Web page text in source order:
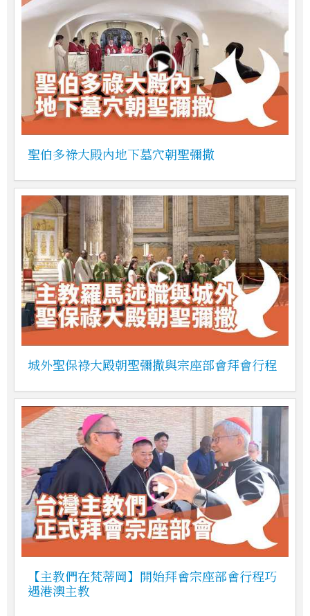
聖伯多祿大殿內地下墓穴朝聖彌撒
城外聖保祿大殿朝聖彌撒與宗座部會拜會行程
【主教們在梵蒂岡】開始拜會宗座部會行程巧
遇港澳主教